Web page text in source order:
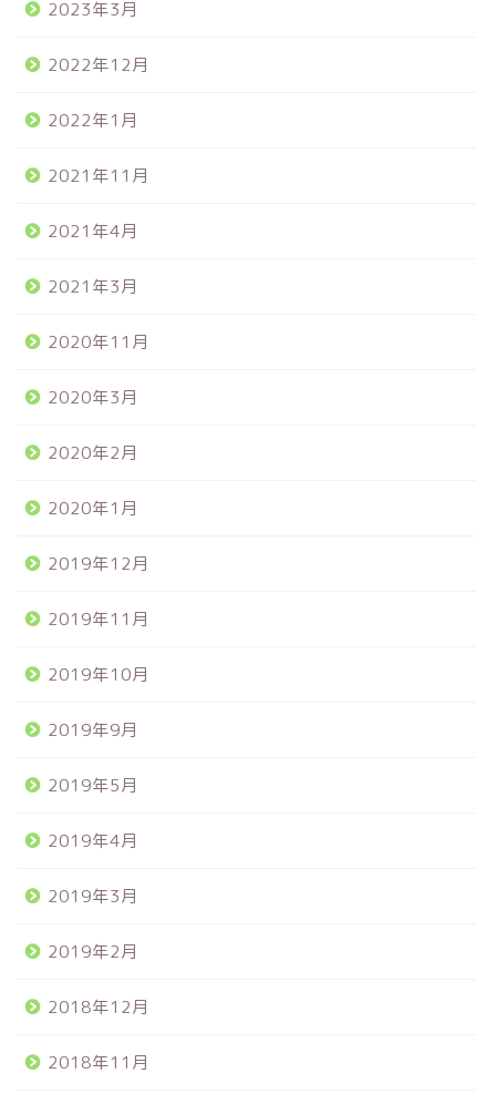
2023年3月
2022年12月
2022年1月
2021年11月
2021年4月
2021年3月
2020年11月
2020年3月
2020年2月
2020年1月
2019年12月
2019年11月
2019年10月
2019年9月
2019年5月
2019年4月
2019年3月
2019年2月
2018年12月
2018年11月